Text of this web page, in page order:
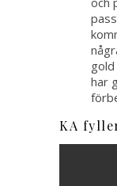
har
KA